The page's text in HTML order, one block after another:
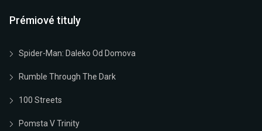
Prémiové tituly
Spider-Man: Daleko Od Domova
Rumble Through The Dark
100 Streets
Pomsta V Trinity